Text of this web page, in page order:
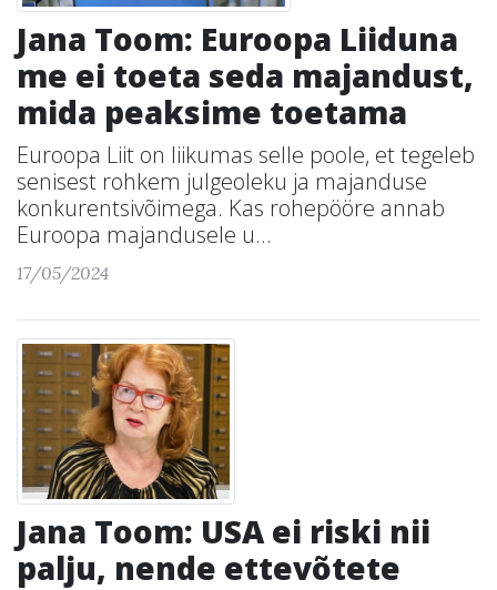
Jana Toom: Euroopa Liiduna
me ei toeta seda majandust,
mida peaksime toetama
Euroopa Liit on liikumas selle poole, et tegeleb
senisest rohkem julgeoleku ja majanduse
konkurentsivõimega. Kas rohepööre annab
Euroopa majandusele u...
17/05/2024
Jana Toom: USA ei riski nii
palju, nende ettevõtete